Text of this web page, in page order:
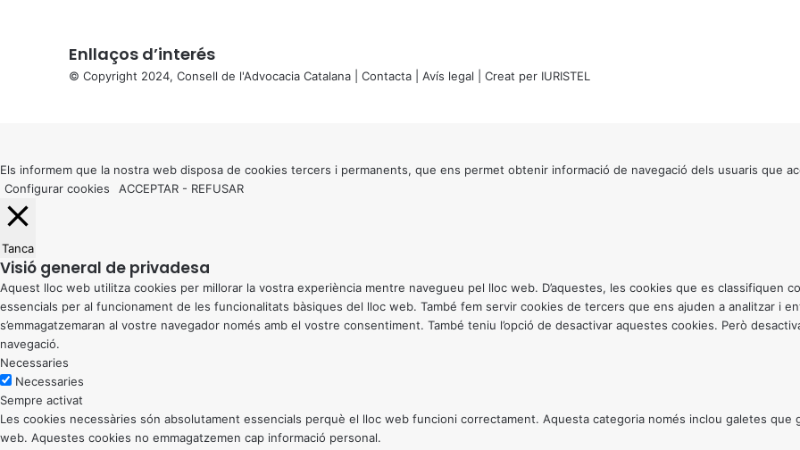
Enllaços d’interés
© Copyright 2024, Consell de l'Advocacia Catalana | Contacta Avís legal | Creat per IURISTEL
button
Els informem que la nostra web disposa de cookies tercers i permanents, que ens permet obtenir informació de navegació dels usuaris que
Configurar cookies
ACCEPTAR - REFUSAR
Tanca
Visió general de privadesa
Aquest lloc web utilitza cookies per millorar la vostra experiència mentre navegueu pel lloc web. D’aquestes, les cookies que es classifiquen
essencials per al funcionament de les funcionalitats bàsiques del lloc web. També fem servir cookies de tercers que ens ajuden a analitzar i
s’emmagatzemaran al vostre navegador només amb el vostre consentiment. També teniu l’opció de desactivar aquestes cookies. Però
navegació.
Necessaries
Necessaries
Sempre activat
Les cookies necessàries són absolutament essencials perquè el lloc web funcioni correctament. Aquesta categoria només inclou galetes
web. Aquestes cookies no emmagatzemen cap informació personal.